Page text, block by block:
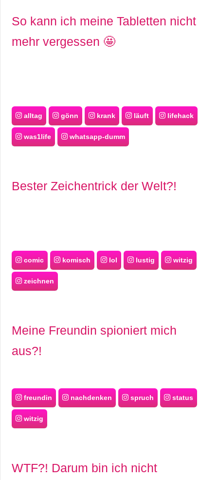
So kann ich meine Tabletten nicht
mehr vergessen 🤩
alltag gönn krank läuft lifehack
was1life whatsapp-dumm
Bester Zeichentrick der Welt?!
comic komisch lol lustig witzig
zeichnen
Meine Freundin spioniert mich
aus?!
freundin nachdenken spruch status
witzig
WTF?! Darum bin ich nicht